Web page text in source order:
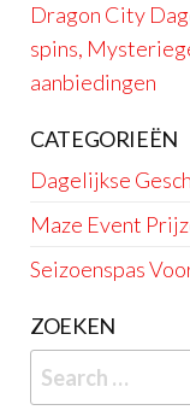
Dragon City
spins,
aanbiedingen
CATEGORIEËN
Dagelijkse
Maze Event
Seizoenspas
ZOEKEN
Search
for: